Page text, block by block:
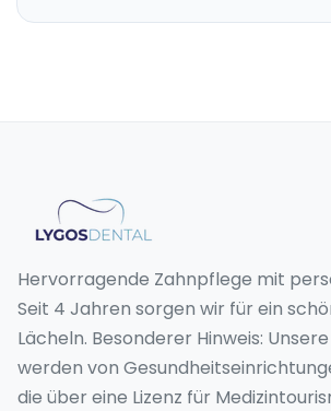
Hervorragende Zahnpflege mit
Seit 4 Jahren sorgen wir für ein
Lächeln. Besonderer Hinweis:
werden von
die über eine Lizenz für